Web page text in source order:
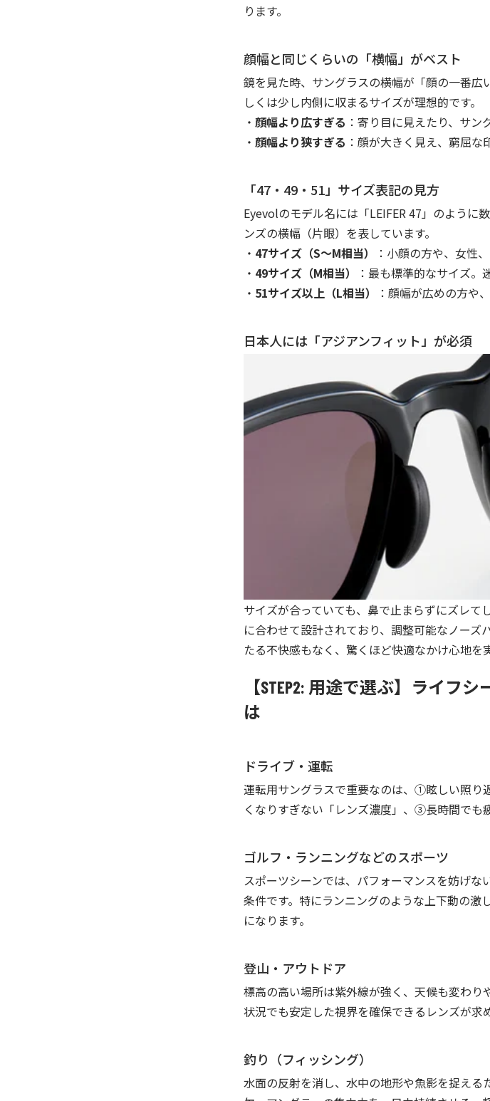
ります。
顔幅と同じくらいの「横幅」がベスト
鏡を見た時、サングラスの横幅が「顔の一番
しくは少し内側に収まるサイズが理想的です。
・顔幅より広すぎる ：寄り目に見えたり、サン
・顔幅より狭すぎる ：顔が大きく見え、窮屈な
「47・49・51」サイズ表記の見方
Eyevolのモデル名には「LEIFER47」のように
ンズの横幅（片眼）を表しています。
・ 47サイズ（S〜M相当）
：小顔の方や、女性
・ 49サイズ（M相当）
：最も標準的なサイズ。
・ 51サイズ以上（L相当） ：顔幅が広めの方や
日本人には「アジアンフィット」が必須
サイズが合っていても、鼻で止まらずにズレ
に合わせて設計されており、調整可能なノーズ
たる不快感もなく、驚くほど快適なかけ心地を
【STEP2: 用途で選ぶ】ライフ
は
ドライブ・運転
運転用サングラスで重要なのは、①眩しい照
くなりすぎない「レンズ濃度」、③長時間でも
ゴルフ・ランニングなどのスポーツ
スポーツシーンでは、パフォーマンスを妨げ
条件です。特にランニングのような上下動の
になります。
登山・アウトドア
標高の高い場所は紫外線が強く、天候も変わ
状況でも安定した視界を確保できるレンズが求
釣り（フィッシング）
水面の反射を消し、水中の地形や魚影を捉え